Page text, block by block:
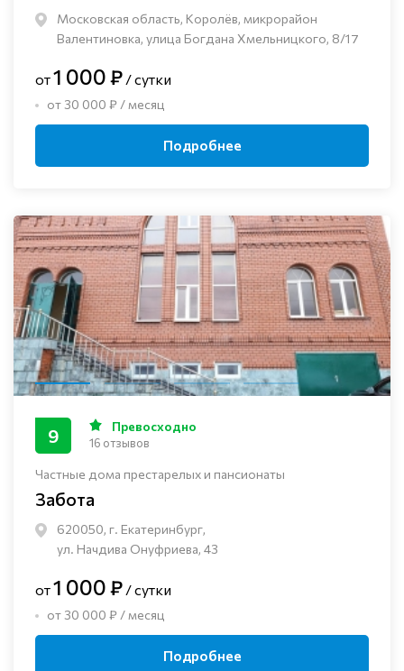
Московская область, Королёв, микрорайон
Валентиновка, улица Богдана Хмельницкого, 8/17
от1 000 ₽ / сутки
от 30 000 ₽ / месяц
Подробнее
Частные дома престарелых и пансионаты
Забота
620050, г. Екатеринбург,
ул. Начдива Онуфриева, 43
9 Превосходно
16 отзывов
от1 000 ₽ / сутки
от 30 000 ₽ / месяц
Подробнее